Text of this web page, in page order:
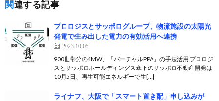
関連する記事
プロロジスとサッポログループ、物流施設の太陽光
発電で生み出した電力の有効活用へ連携
2023.10.05
900世帯分の4MW、「バーチャルPPA」の手法活用 プロロジ
スとサッポロホールディングス傘下のサッポロ不動産開発は
10月5日、再生可能エネルギーで生[…]
ライナフ、大阪で「スマート置き配」申し込みが